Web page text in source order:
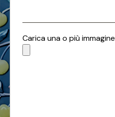
Carica una o più immagine